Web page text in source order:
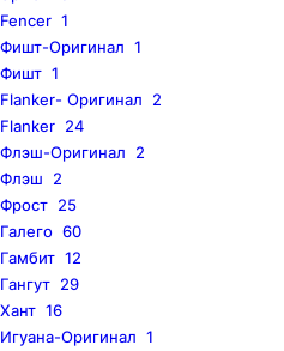
Fencer 1
Фишт-Оригинал 1
Фишт 1
Flanker- Оригинал
2
Flanker 24
Флэш-Оригинал
2
Флэш
2
Фрост 25
Галего 60
Гамбит 12
Гангут 29
Хант 16
Игуана-Оригинал 1